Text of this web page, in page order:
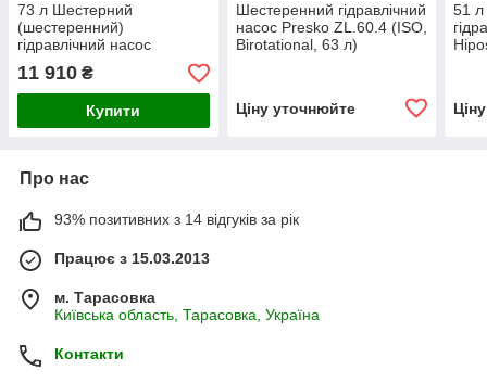
73 л Шестерний
(шестеренний)
гідравлічний насос
11 910 ₴
Купити
Шестеренний гідравлічний
насос Presko ZL.60.4 (ISO,
Birotational, 63 л)
Ціну уточнюйте
51
Про нас
93% позитивних з 14 відгуків за рік
Працює з 15.03.2013
м. Тарасовка
Київська область, Тарасовка, Україна
Контакти